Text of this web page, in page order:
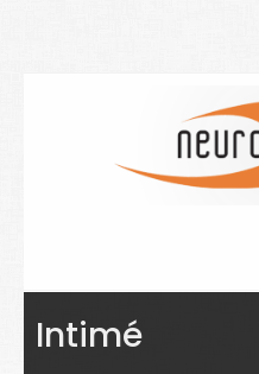
Actualités
Intimé